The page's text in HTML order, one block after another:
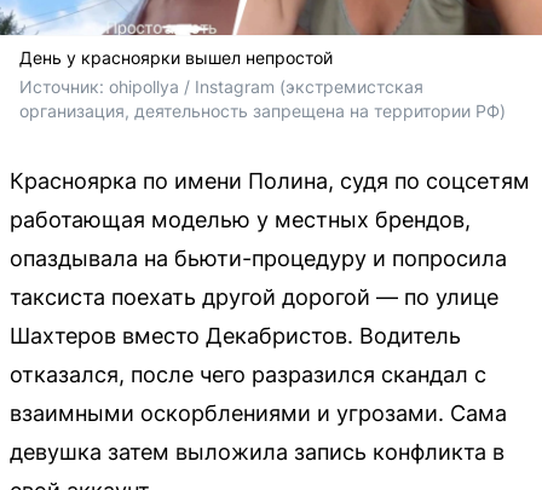
День у красноярки вышел непростой
Источник: ohipollya / Instagram (экстремистская
организация, деятельность запрещена на территории РФ)
Красноярка по имени Полина, судя по соцсетям
работающая моделью у местных брендов,
опаздывала на бьюти-процедуру и попросила
таксиста поехать другой дорогой — по улице
Шахтеров вместо Декабристов. Водитель
отказался, после чего разразился скандал с
взаимными оскорблениями и угрозами. Сама
девушка затем выложила запись конфликта в